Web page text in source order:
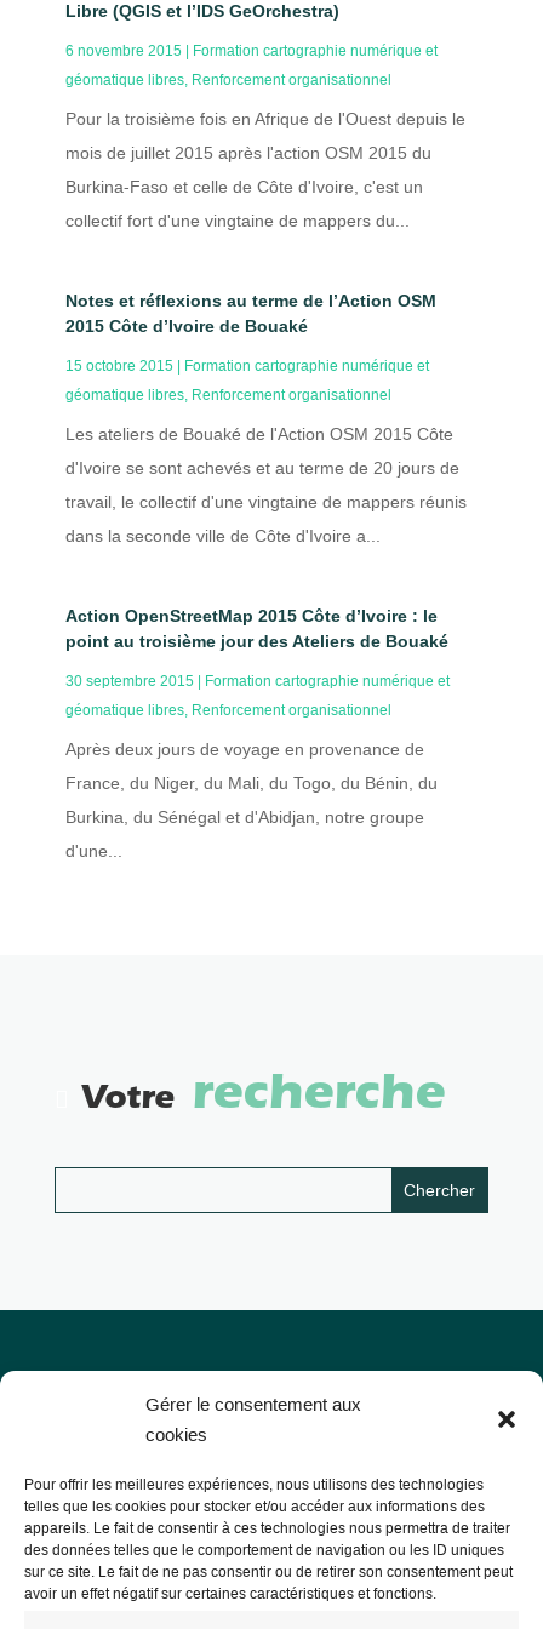
Gérer le consentement aux
cookies
Pour offrir les meilleures expériences, nous utilisons des technologies
telles que les cookies pour stocker et/ou accéder aux informations des
appareils. Le fait de consentir à ces technologies nous permettra de traiter
des données telles que le comportement de navigation ou les ID uniques
sur ce site. Le fait de ne pas consentir ou de retirer son consentement peut
avoir un effet négatif sur certaines caractéristiques et fonctions.
Libre (QGIS et l’IDS GeOrchestra)
6 novembre 2015
Formation cartographie numérique et
géomatique libres, Renforcement organisationnel
Pour la troisième fois en Afrique de l'Ouest depuis le
mois de juillet 2015 après l'action OSM 2015 du
Burkina-Faso et celle de Côte d'Ivoire, c'est un
collectif fort d'une vingtaine de mappers du...
Notes et réflexions au terme de l’Action OSM
2015 Côte d’Ivoire de Bouaké
15 octobre 2015
Formation cartographie numérique et
géomatique libres, Renforcement organisationnel
Les ateliers de Bouaké de l'Action OSM 2015 Côte
d'Ivoire se sont achevés et au terme de 20 jours de
travail, le collectif d'une vingtaine de mappers réunis
dans la seconde ville de Côte d'Ivoire a...
Action OpenStreetMap 2015 Côte d’Ivoire : le
point au troisième jour des Ateliers de Bouaké
30 septembre 2015
Formation cartographie numérique et
géomatique libres, Renforcement organisationnel
Après deux jours de voyage en provenance de
France, du Niger, du Mali, du Togo, du Bénin, du
Burkina, du Sénégal et d'Abidjan, notre groupe
d'une...
Votrerecherche
Les Libres Géographes